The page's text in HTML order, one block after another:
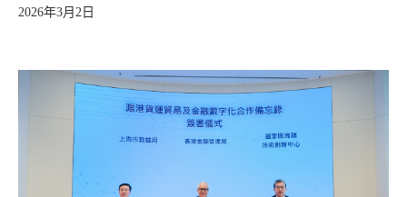
2026年3月2日